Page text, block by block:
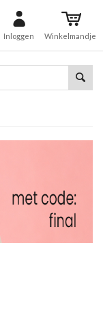
Inloggen Winkelmandje